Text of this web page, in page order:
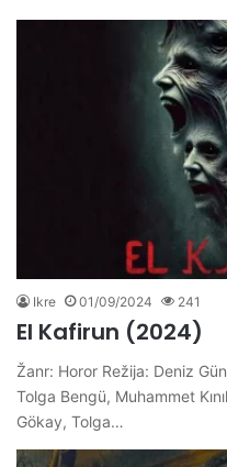
Ikre 01/09/2024 241
El Kafirun (2024)
Žanr: Horor Režija: Deniz
Tolga Bengü, Muhammet
Gökay, Tolga…